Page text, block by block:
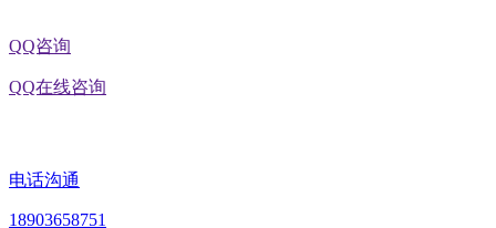
QQ咨询
QQ在线咨询
电话沟通
18903658751